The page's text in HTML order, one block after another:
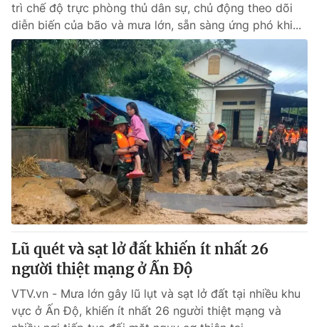
trì chế độ trực phòng thủ dân sự, chủ động theo dõi
diễn biến của bão và mưa lớn, sẵn sàng ứng phó khi...
Lũ quét và sạt lở đất khiến ít nhất 26
người thiệt mạng ở Ấn Độ
VTV.vn - Mưa lớn gây lũ lụt và sạt lở đất tại nhiều khu
vực ở Ấn Độ, khiến ít nhất 26 người thiệt mạng và